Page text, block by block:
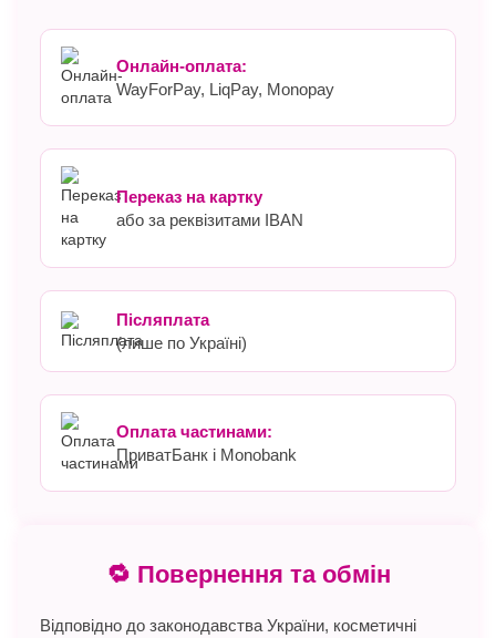
Онлайн-оплата:
WayForPay, LiqPay, Monopay
Переказ на картку
або за реквізитами IBAN
Післяплата
(лише по Україні)
Оплата частинами:
ПриватБанк і Monobank
🔁 Повернення та обмін
Відповідно до законодавства України, косметичні